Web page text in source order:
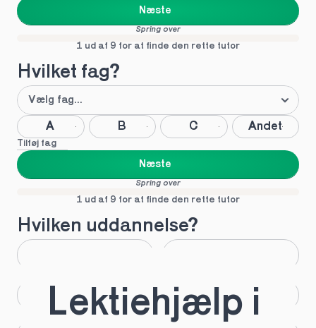
Næste
Spring over
1 ud af 9 for at finde den rette tutor
Hvilket fag?
A B C Andet
Tilføj fag
Næste
Spring over
1 ud af 9 for at finde den rette tutor
Hvilken uddannelse?
HTX HF
Lektiehjælp i